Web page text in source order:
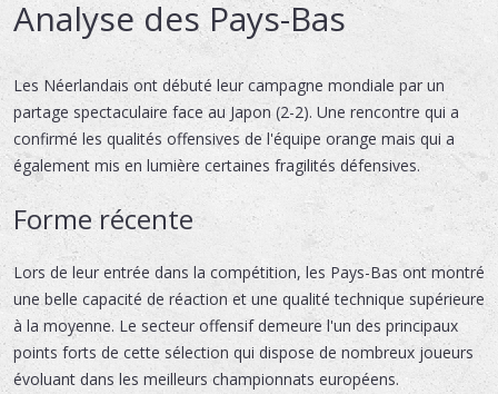
Analyse des Pays-Bas
Les Néerlandais ont débuté leur campagne mondiale par un
partage spectaculaire face au Japon (2-2). Une rencontre qui a
confirmé les qualités offensives de l'équipe orange mais qui a
également mis en lumière certaines fragilités défensives.
Forme récente
Lors de leur entrée dans la compétition, les Pays-Bas ont montré
une belle capacité de réaction et une qualité technique supérieure
à la moyenne. Le secteur offensif demeure l'un des principaux
points forts de cette sélection qui dispose de nombreux joueurs
évoluant dans les meilleurs championnats européens.